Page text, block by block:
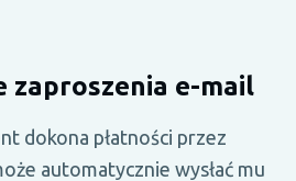
zaproszenia e-mail
dokona płatności przez
automatycznie wysłać mu